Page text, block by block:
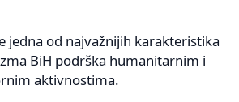
jedna od najvažnijih karakteristika
BiH podrška humanitarnim i
aktivnostima.